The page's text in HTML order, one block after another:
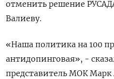
отменить решение
Валиеву.
«Наша политика на 100
антидопинговая», -
представитель МОК Марк